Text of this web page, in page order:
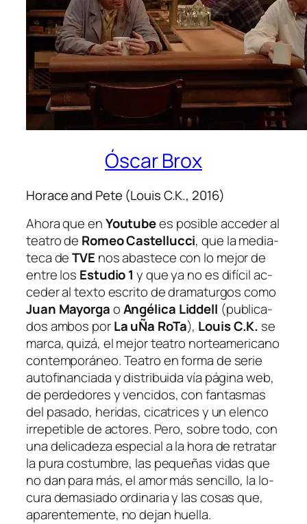
Óscar Brox
Horace and Pete (Louis C.K., 2016)
Ahora que enYoutubees po­si­ble ac­ce­der al
tea­tro de Romeo Castellucci, que la me­dia­
te­ca deTVE nos abas­te­ce con lo me­jor de
en­tre los Estudio 1 y que ya no es di­fí­cil ac­
ce­der al tex­to es­cri­to de dra­ma­tur­gos co­mo
Juan MayorgaoAngélica Liddell (pu­bli­ca­
dos am­bos porLa uÑa RoTa), Louis C.K. se
mar­ca, qui­zá, el me­jor tea­tro nor­te­ame­ri­cano
con­tem­po­rá­neo. Teatro en for­ma de se­rie
au­to­fi­nan­cia­da y dis­tri­bui­da vía pá­gi­na web,
de per­de­do­res y ven­ci­dos, con fan­tas­mas
del pa­sa­do, he­ri­das, ci­ca­tri­ces y un elen­co
irre­pe­ti­ble de ac­to­res. Pero, so­bre to­do, con
una de­li­ca­de­za es­pe­cial a la ho­ra de re­tra­tar
la pu­ra cos­tum­bre, las pe­que­ñas vi­das que
no dan pa­ra más, el amor más sen­ci­llo, la lo­
cu­ra de­ma­sia­do or­di­na­ria y las co­sas que,
apa­ren­te­men­te, no de­jan huella.